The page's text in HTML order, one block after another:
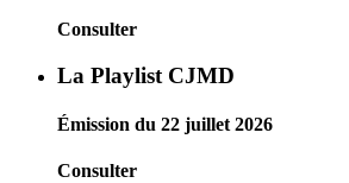
Consulter
La Playlist CJMD
Émission du 22 juillet 2026
Consulter